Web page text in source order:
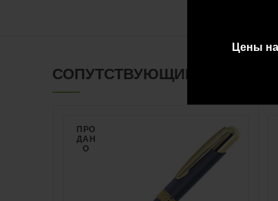
Цены
СОПУТСТВУЮЩИЕ ТОВАРЫ
ПРО
ДАН
О